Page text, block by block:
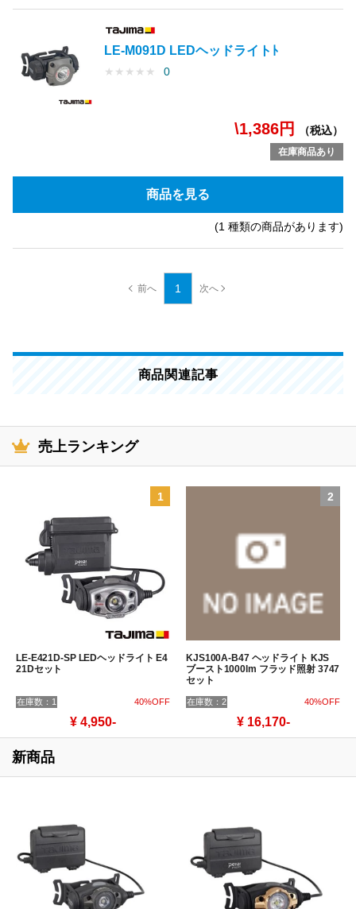
LE-M091D LEDヘッドライトﾄ
★ ★ ★ ★ ★ 0
\1,386円 （税込）
在庫商品あり
商品を見る
(1 種類の商品があります)
1
商品関連記事
売上ランキング
LE-E421D-SP LEDヘッドライト E4
21Dセット
在庫数：1 40%OFF
¥ 4,950-
1
KJS100A-B47 ヘッドライト KJS
ブースト1000lm フラッド照射 3747
セット
在庫数：2 40%OFF
¥ 16,170-
2
新商品